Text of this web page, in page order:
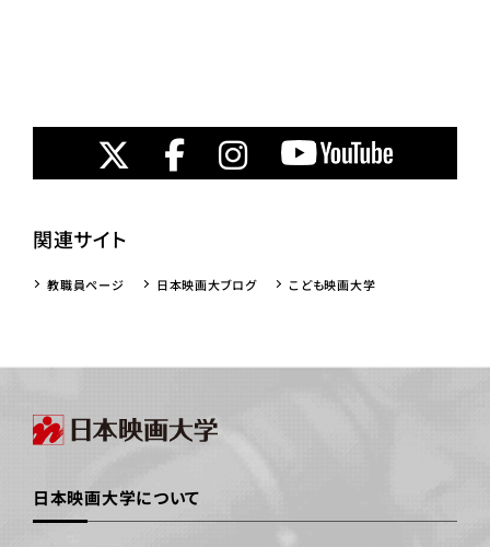
関連サイト
教職員ページ 日本映画大ブログ こども映画大学
日本映画大学について